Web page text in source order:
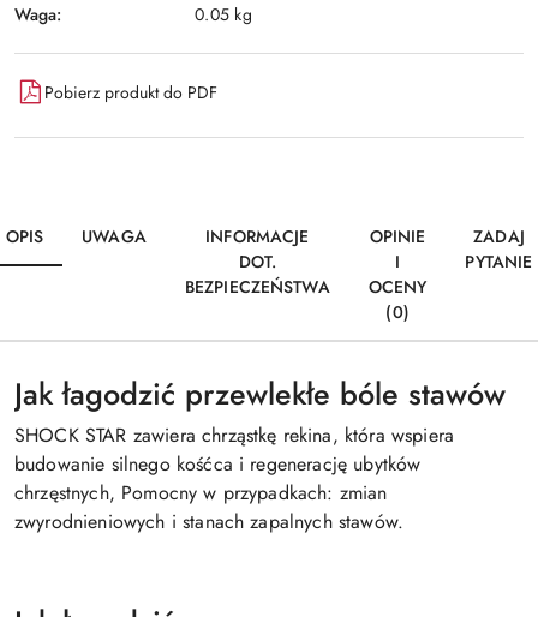
Waga: 0.05 kg
Pobierz produkt do PDF
OPIS UWAGA
INFORMACJE
DOT.
BEZPIECZEŃSTWA
OPINIE
I
OCENY
(0)
ZADAJ
PYTANIE
Jak łagodzić przewlekłe bóle stawów
SHOCK STAR zawiera chrząstkę rekina, która wspiera
budowanie silnego kośćca i regenerację ubytków
chrzęstnych, Pomocny w przypadkach: zmian
zwyrodnieniowych i stanach zapalnych stawów.